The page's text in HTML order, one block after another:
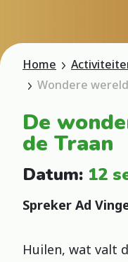
Home
Wondere
De
de Traan
Datum: 12
Spreker Ad
Huilen, wat valt